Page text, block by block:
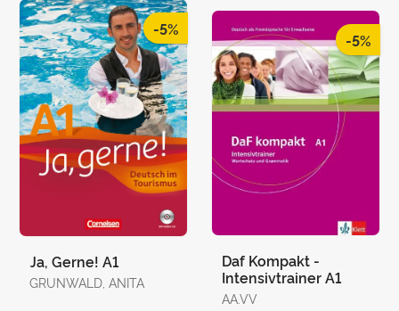
-5%
Ja, Gerne! A1
GRUNWALD, ANITA
-5%
Daf Kompakt -
Intensivtrainer A1
AA.VV